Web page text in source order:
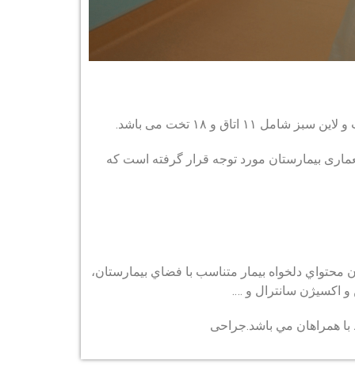
بیمارستان مورد توجه قرار گرفته است که
محتواي دلخواه بيمار متناسب با فضاي بيمارستان،
اكسي‍‍‍‍‍‍ژن سانترال و ….
همراهان مي باشد.جراحی